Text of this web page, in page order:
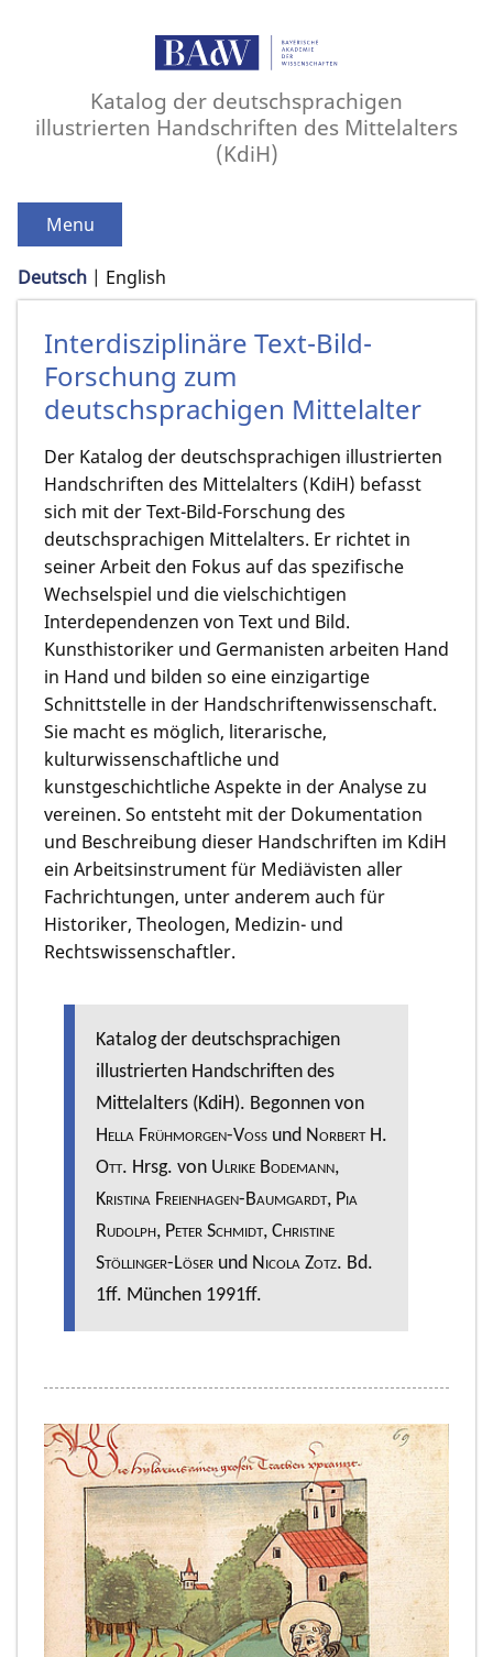
Katalog der deutschsprachigen
illustrierten Handschriften des Mittelalters
(KdiH)
Menu
Deutsch English
Interdisziplinäre Text-Bild-
Forschung zum
deutschsprachigen Mittelalter
Der Katalog der deutschsprachigen illustrierten
Handschriften des Mittelalters (KdiH) befasst
sich mit der Text-Bild-Forschung des
deutschsprachigen Mittelalters. Er richtet in
seiner Arbeit den Fokus auf das spezifische
Wechselspiel und die vielschichtigen
Interdependenzen von Text und Bild.
Kunsthistoriker und Germanisten arbeiten Hand
in Hand und bilden so eine einzigartige
Schnittstelle in der Handschriftenwissenschaft.
Sie macht es möglich, literarische,
kulturwissenschaftliche und
kunstgeschichtliche Aspekte in der Analyse zu
vereinen. So entsteht mit der Dokumentation
und Beschreibung dieser Handschriften im KdiH
ein Arbeitsinstrument für Mediävisten aller
Fachrichtungen, unter anderem auch für
Historiker, Theologen, Medizin- und
Rechtswissenschaftler.
Katalog der deutschsprachigen
illustrierten Handschriften des
Mittelalters (KdiH). Begonnen von
Hella Frühmorgen-Vossund Norbert H.
Ott. Hrsg. von Ulrike Bodemann,
Kristina Freienhagen-Baumgardt, Pia
Rudolph, Peter Schmidt, Christine
Stöllinger-Löser und Nicola Zotz. Bd.
1ff. München 1991ff.